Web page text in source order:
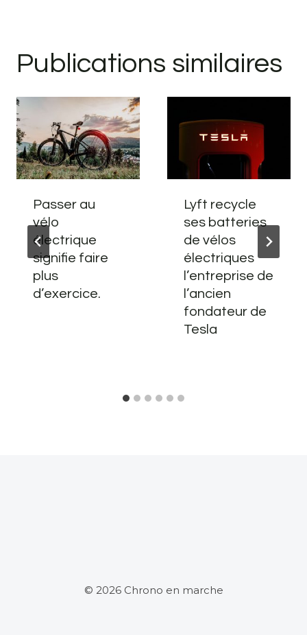
Publications similaires
Passer au
vélo
électrique
signifie faire
plus
d’exercice.
Lyft recycle
ses batteries
de vélos
électriques
l’entreprise de
l’ancien
fondateur de
Tesla
© 2026 Chrono en marche